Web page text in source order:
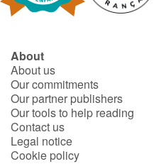
About
About us
Our commitments
Our partner publishers
Our tools to help reading
Contact us
Legal notice
Cookie policy